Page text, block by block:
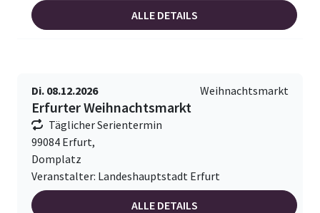
ALLE DETAILS
Di. 08.12.2026 Weihnachtsmarkt
Erfurter Weihnachtsmarkt
Täglicher Serientermin
99084 Erfurt,
Domplatz
Veranstalter: Landeshauptstadt Erfurt
ALLE DETAILS